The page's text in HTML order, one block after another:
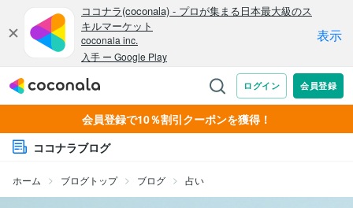
会員登録で10％割引クーポンを獲得！
ココナラブログ
ホーム ブログトップ ブログ 占い